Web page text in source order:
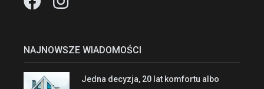
NAJNOWSZE WIADOMOŚCI
Jedna decyzja, 20 lat komfortu albo